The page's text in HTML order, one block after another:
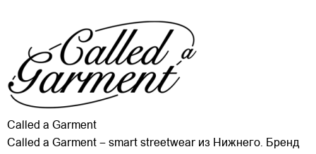
Called a Garment
Called a Garment – smart streetwear из Нижнего. Бренд